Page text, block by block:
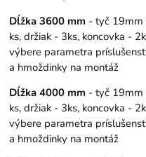
Dĺžka 3600 mm - tyč 19mm
ks, držiak - 3ks, koncovka -
výbere parametra
a hmoždinky na montáž
Dĺžka 4000 mm - tyč 19mm
ks, držiak - 3ks, koncovka -
výbere parametra
a hmoždinky na montáž